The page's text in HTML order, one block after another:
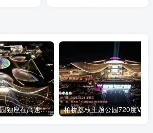
柏桥荔枝主题公园独座在高速公路服务区的公园